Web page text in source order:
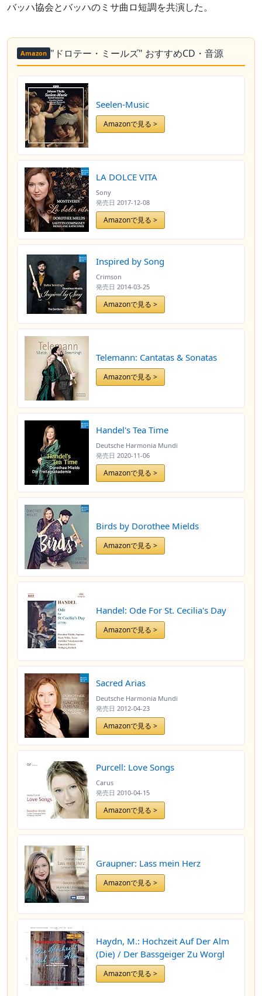
バッハ協会とバッハのミサ曲ロ短調を共演した。
Amazon "ドロテー・ミールズ" おすすめCD・音源
Seelen-Music
Amazonで見る >
LA DOLCE VITA
Sony
発売日 2017-12-08
Amazonで見る >
Inspired by Song
Crimson
発売日 2014-03-25
Amazonで見る >
Telemann: Cantatas & Sonatas
Amazonで見る >
Handel's Tea Time
Deutsche Harmonia Mundi
発売日 2020-11-06
Amazonで見る >
Birds by Dorothee Mields
Amazonで見る >
Handel: Ode For St. Cecilia's Day
Amazonで見る >
Sacred Arias
Deutsche Harmonia Mundi
発売日 2012-04-23
Amazonで見る >
Purcell: Love Songs
Carus
発売日 2010-04-15
Amazonで見る >
Graupner: Lass mein Herz
Amazonで見る >
Haydn, M.: Hochzeit Auf Der Alm
(Die) / Der Bassgeiger Zu Worgl
Amazonで見る >